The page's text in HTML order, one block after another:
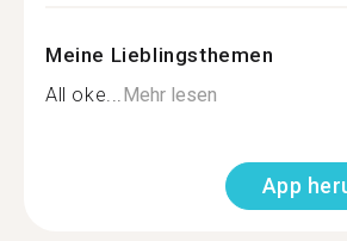
Meine Lieblingsthemen
All oke... Mehr lesen
App